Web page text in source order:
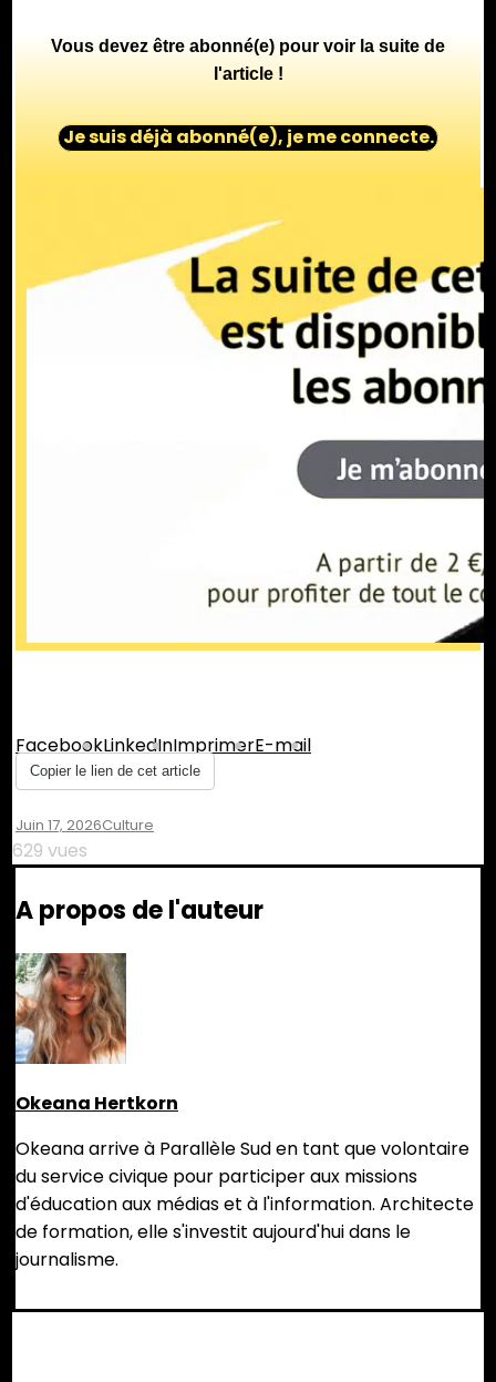
Vous devez être abonné(e) pour voir la suite de
l'article !
Je suis déjà abonné(e), je me connecte.
FacebookLinkedInImprimerE-mail
Copier le lien de cet article
Juin 17, 2026Culture
629 vues
A propos de l'auteur
Okeana Hertkorn
Okeana arrive à Parallèle Sud en tant que volontaire
du service civique pour participer aux missions
d'éducation aux médias et à l'information. Architecte
de formation, elle s'investit aujourd'hui dans le
journalisme.